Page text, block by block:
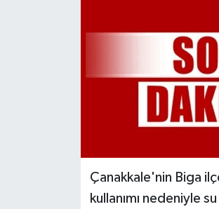
Çanakkale'nin Biga
kullanımı nedeniyle